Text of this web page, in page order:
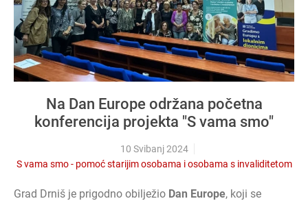
Na Dan Europe održana početna
konferencija projekta "S vama smo"
10 Svibanj 2024
S vama smo - pomoć starijim osobama i osobama s invaliditetom
Grad Drniš je prigodno obilježio Dan Europe, koji se